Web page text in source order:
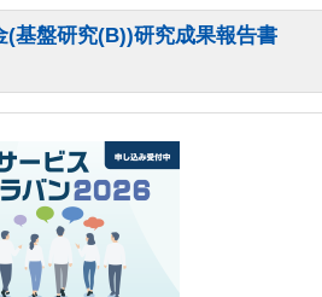
(基盤研究(B))研究成果報告書